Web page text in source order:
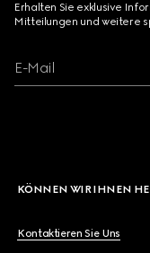
Erhalten Sie exklusive
Mitteilungen und weitere
E-Mail
KÖNNEN WIR IHNEN
Kontaktieren Sie Uns